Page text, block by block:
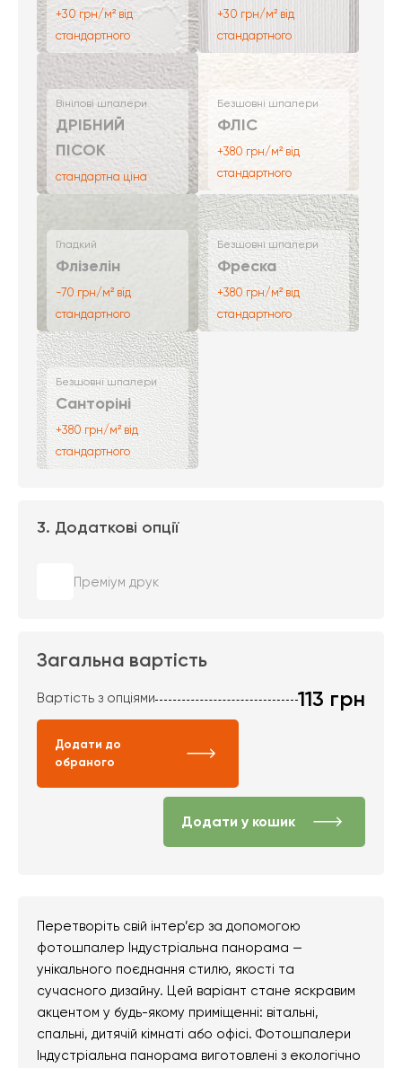
+30 грн/м² від
стандартного
+30 грн/м² від
стандартного
Вінілові шпалери
ДРІБНИЙ
ПІСОК
стандартна ціна
Безшовні шпалери
ФЛІС
+380 грн/м² від
стандартного
Гладкий
Флізелін
-70 грн/м² від
стандартного
Безшовні шпалери
Фреска
+380 грн/м² від
стандартного
Безшовні шпалери
Санторіні
+380 грн/м² від
стандартного
3. Додаткові опції
Преміум друк
Загальна вартість
Вартість з опціями 113 грн
Додати до
обраного
Додати у кошик
Перетворіть свій інтер’єр за допомогою
фотошпалер Індустріальна панорама —
унікального поєднання стилю, якості та
сучасного дизайну. Цей варіант стане яскравим
акцентом у будь-якому приміщенні: вітальні,
спальні, дитячій кімнаті або офісі. Фотошпалери
Індустріальна панорама виготовлені з екологічно